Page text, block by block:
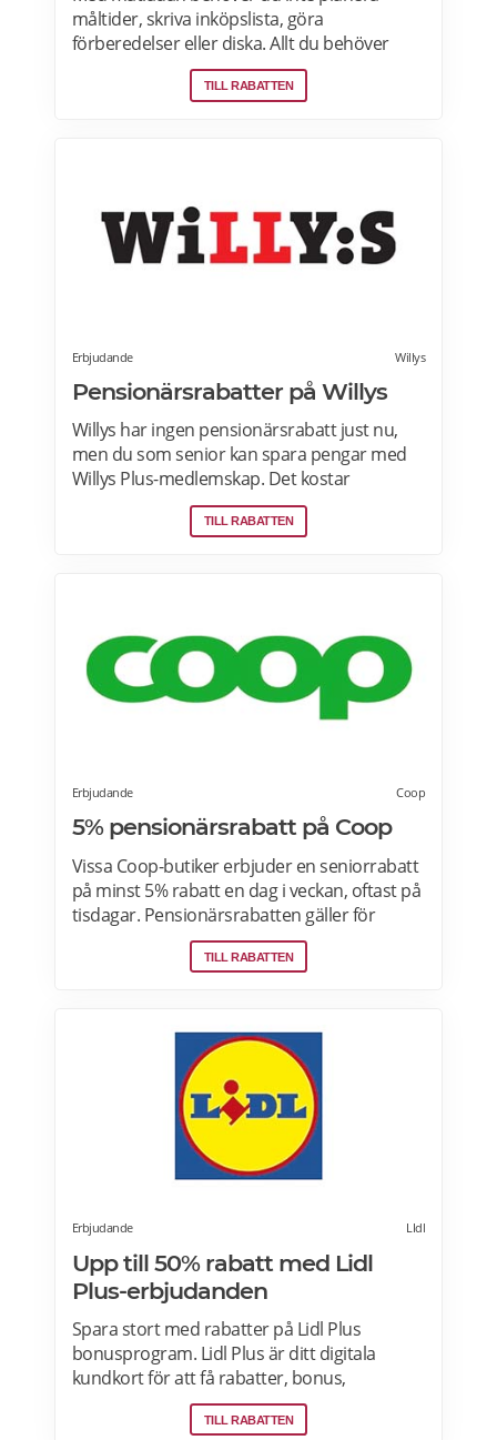
måltider, skriva inköpslista, göra
förberedelser eller diska. Allt du behöver
göra är att värma maten och så är det
färdigt för servering! Betterfeast handlar,
flambée med crème fraiche, bacon och lök.
Läs mer om rabatter på din första matlåda
hos Betterfeast här.
TILL RABATTEN
Erbjudande Willys
Pensionärsrabatter på Willys
Willys har ingen pensionärsrabatt just nu,
men du som senior kan spara pengar med
Willys Plus-medlemskap. Det kostar
ingenting att bli Willys Plus-kund. Med Willys
Plus får du fler och bättre erbjudanden med
TILL RABATTEN
Erbjudande Coop
5% pensionärsrabatt på Coop
Vissa Coop-butiker erbjuder en seniorrabatt
på minst 5% rabatt en dag i veckan, oftast på
tisdagar. Pensionärsrabatten gäller för
medlemmar som är 65 år eller äldre enbart
vid köp i fysiska Coop-butiker. Rabatt ges på
endast ordinarie priser och kan inte
kombineras med andra rabatter. Läs mer
om pensionärsrabatter på Coop här.
TILL RABATTEN
Erbjudande LIdl
Upp till 50% rabatt med Lidl
Plus-erbjudanden
Spara stort med rabatter på Lidl Plus
bonusprogram. Lidl Plus är ditt digitala
kundkort för att få rabatter, bonus,
skräddarsydda erbjudanden och mycket
mer varje vecka. Skanna ditt kort varje gång
TILL RABATTEN